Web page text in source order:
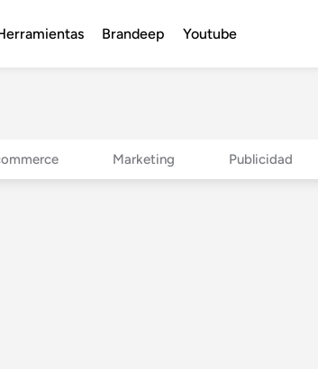
Brandeep Youtube
Marketing Publicidad